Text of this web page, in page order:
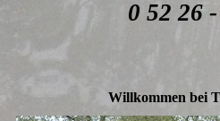
0 52 26
Willkommen bei